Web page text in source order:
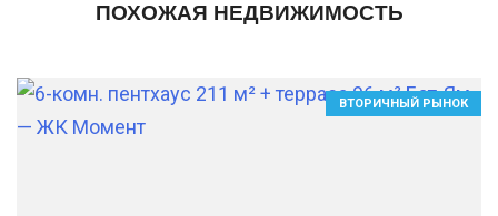
ПОХОЖАЯ НЕДВИЖИМОСТЬ
ВТОРИЧНЫЙ РЫНОК